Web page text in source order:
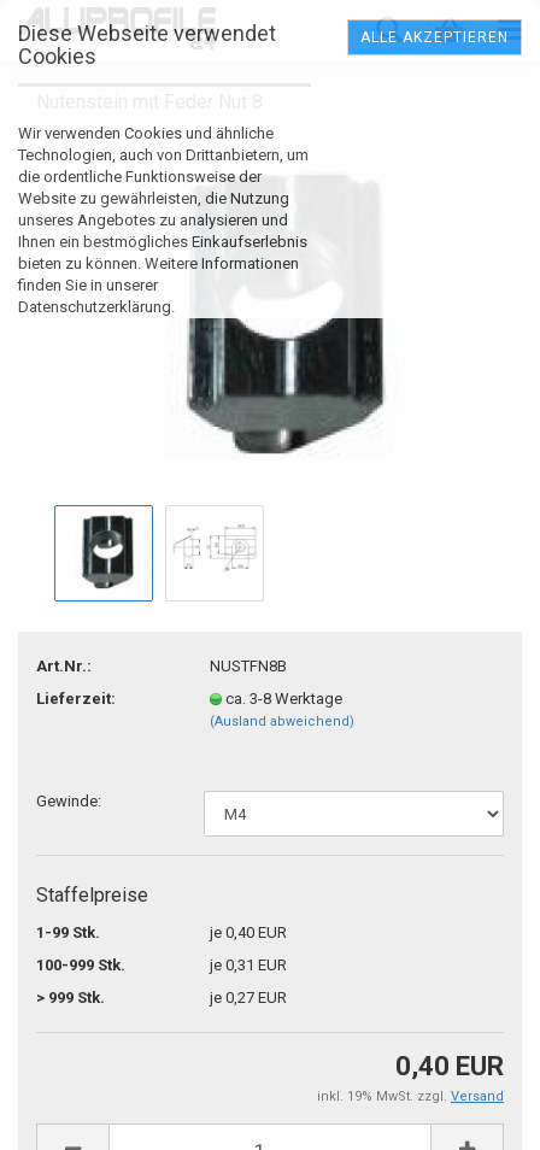
Diese Webseite verwendet
Cookies
Wir verwenden Cookies und ähnliche
Technologien, auch von Drittanbietern, um
die ordentliche Funktionsweise der
Website zu gewährleisten, die Nutzung
unseres Angebotes zu analysieren und
Ihnen ein bestmögliches Einkaufserlebnis
bieten zu können. Weitere Informationen
finden Sie in unserer
Datenschutzerklärung.
ALLE AKZEPTIEREN
Art.Nr.:
NUSTFN8B
Lieferzeit:
ca. 3-8 Werktage
(Ausland abweichend)
Gewinde:
Staffelpreise
1-99 Stk.
je 0,40 EUR
100-999 Stk.
je 0,31 EUR
> 999 Stk.
je 0,27 EUR
0,40 EUR
inkl. 19% MwSt. zzgl. Versand